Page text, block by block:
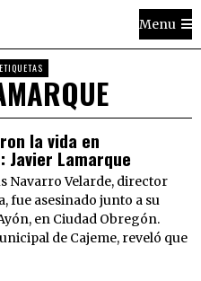
Menu
la vida en
Lamarque
Navarro Velarde, director
fue asesinado junto a su
en Ciudad Obregón.
de Cajeme, reveló que